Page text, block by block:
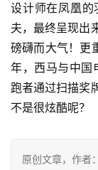
设计师在凤凰的
夫，最终呈现出
磅礴而大气！更
年，西马与中国
跑者通过扫描奖
不是很炫酷呢？
原创文章，作者